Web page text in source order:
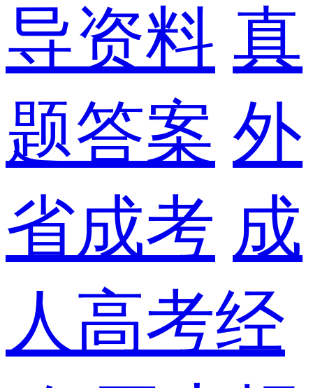
导资料 真
题答案 外
省成考 成
人高考经